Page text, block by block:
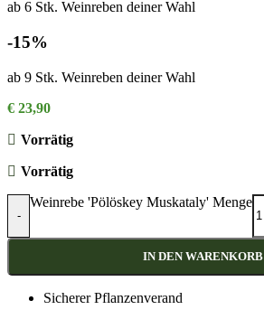
ab 6 Stk. Weinreben deiner Wahl
-15%
ab 9 Stk. Weinreben deiner Wahl
€ 23,90
Vorrätig
Vorrätig
-
Weinrebe 'Pölöskey Muskataly' Menge
IN DEN WARENKORB
Sicherer Pflanzenverand